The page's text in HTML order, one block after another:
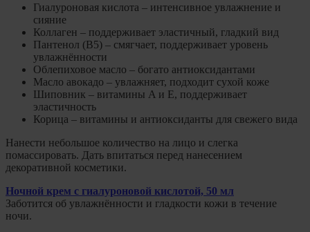
Гиалуроновая кислота – интенсивное увлажнение и
сияние
Коллаген – поддерживает эластичный, гладкий вид
Пантенол (B5) – смягчает, поддерживает уровень
увлажнённости
Облепиховое масло – богато антиоксидантами
Масло авокадо – увлажняет, подходит сухой коже
Шиповник – витамины A и E, поддерживает
эластичность
Корица – витамины и антиоксиданты для свежего вида
Нанести небольшое количество на лицо и слегка
помассировать. Дать впитаться перед нанесением
декоративной косметики.
Ночной крем с гиалуроновой кислотой, 50 мл
Заботится об увлажнённости и гладкости кожи в течение
ночи.